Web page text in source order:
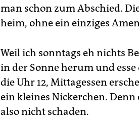
man schon zum Abschied.
heim, ohne ein einziges
Weil ich sonntags eh nichts
in der Sonne herum und esse
die Uhr 12, Mittagessen
ein kleines Nickerchen.
also nicht schaden.